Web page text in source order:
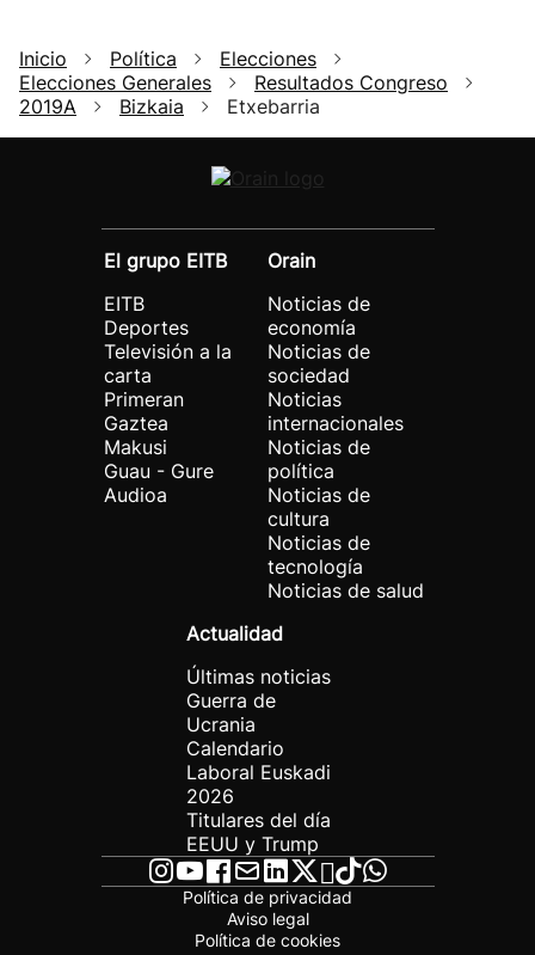
Inicio Política
Elecciones
Elecciones Generales
Resultados Congreso
2019A
Bizkaia Etxebarria
El grupo EITB
EITB
Deportes
Televisión a la
carta
Primeran
Gaztea
Makusi
Guau - Gure
Audioa
Orain
Noticias de
economía
Noticias de
sociedad
Noticias
internacionales
Noticias de
política
Noticias de
cultura
Noticias de
tecnología
Noticias de salud
Actualidad
Últimas noticias
Guerra de
Ucrania
Calendario
Laboral Euskadi
2026
Titulares del día
EEUU y Trump
Política de privacidad
Aviso legal
Política de cookies